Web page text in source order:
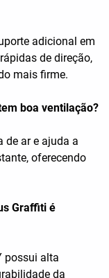
adicional em
de direção,
mais firme.
boa ventilação?
de ar e ajuda a
oferecendo
Graffiti é
possui alta
da